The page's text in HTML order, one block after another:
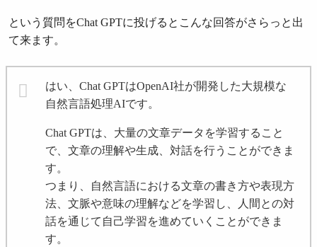
という質問をChat GPTに投げるとこんな回答がさらっと出
て来ます。
はい、Chat GPTはOpenAI社が開発した大規模な
自然言語処理AIです。
Chat GPTは、大量の文章データを学習すること
で、文章の理解や生成、対話を行うことができま
す。
つまり、自然言語における文章の書き方や表現方
法、文脈や意味の理解などを学習し、人間との対
話を通じて自己学習を進めていくことができま
す。